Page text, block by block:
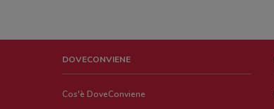
DOVECONVIENE
Cos'è DoveConviene